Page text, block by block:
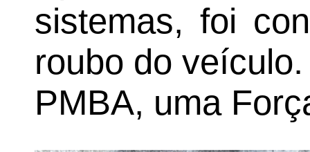
sistemas, foi
roubo do veículo.
PMBA, uma